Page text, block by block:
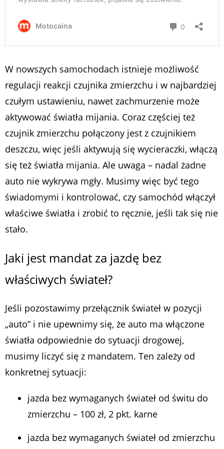
W nowszych samochodach istnieje możliwość
regulacji reakcji czujnika zmierzchu i w najbardziej
czułym ustawieniu, nawet zachmurzenie może
aktywować światła mijania. Coraz częściej też
czujnik zmierzchu połączony jest z czujnikiem
deszczu, więc jeśli aktywują się wycieraczki, włączą
się też światła mijania. Ale uwaga – nadal żadne
auto nie wykrywa mgły. Musimy więc być tego
świadomymi i kontrolować, czy samochód włączył
właściwe światła i zrobić to ręcznie, jeśli tak się nie
stało.
Jaki jest mandat za jazdę bez
właściwych świateł?
Jeśli pozostawimy przełącznik świateł w pozycji
„auto” i nie upewnimy się, że auto ma włączone
światła odpowiednie do sytuacji drogowej,
musimy liczyć się z mandatem. Ten zależy od
konkretnej sytuacji:
jazda bez wymaganych świateł od świtu do
zmierzchu – 100 zł, 2 pkt. karne
jazda bez wymaganych świateł od zmierzchu